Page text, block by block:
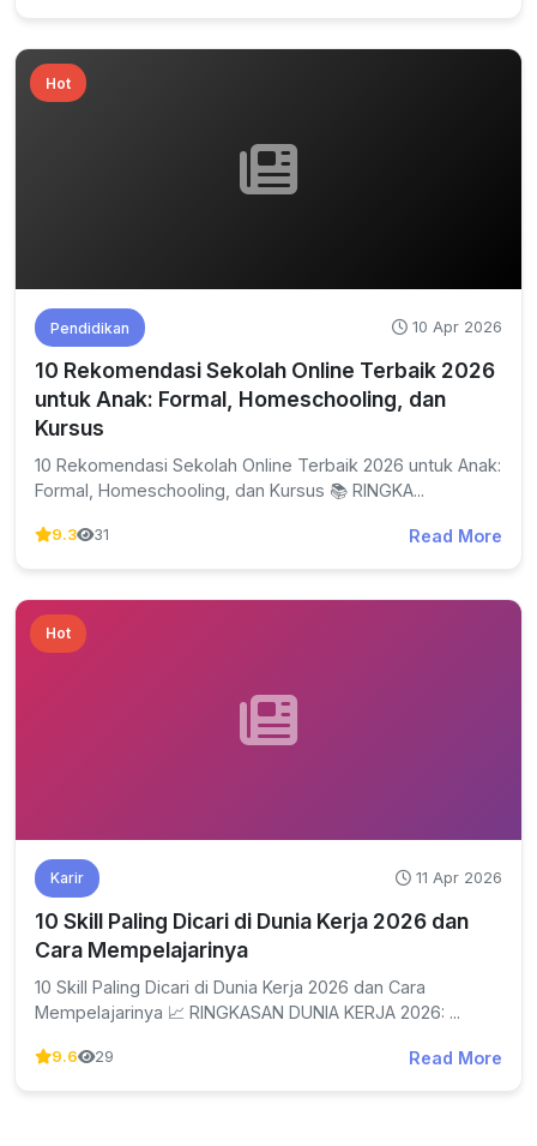
Hot
Pendidikan 10 Apr 2026
10 Rekomendasi Sekolah Online Terbaik 2026
untuk Anak: Formal, Homeschooling, dan
Kursus
10 Rekomendasi Sekolah Online Terbaik 2026 untuk Anak:
Formal, Homeschooling, dan Kursus 📚 RINGKA...
9.3 31 Read More
Hot
Karir 11 Apr 2026
10 Skill Paling Dicari di Dunia Kerja 2026 dan
Cara Mempelajarinya
10 Skill Paling Dicari di Dunia Kerja 2026 dan Cara
Mempelajarinya 📈 RINGKASAN DUNIA KERJA 2026: ...
9.6 29 Read More